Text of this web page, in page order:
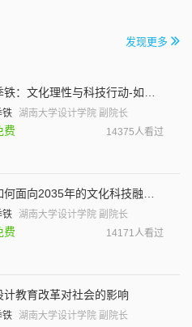
发现更多
铁 湖南大学设计学院 副院长
费 14375人看过
铁 湖南大学设计学院 副院长
费 14171人看过
计教育改革对社会的影响
铁 湖南大学设计学院 副院长